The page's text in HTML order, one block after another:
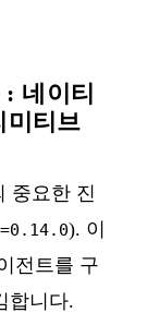
네이티
미티브
중요한 진
). 이
전트를 구
합니다.